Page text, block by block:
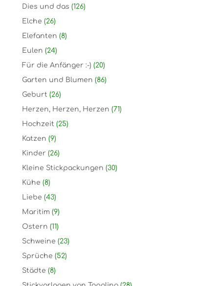
Dies und das (126)
Elche (26)
Elefanten (8)
Eulen (24)
Für die Anfänger :-) (20)
Garten und Blumen (86)
Geburt (26)
Herzen, Herzen, Herzen (71)
Hochzeit (25)
Katzen (9)
Kinder (26)
Kleine Stickpackungen (30)
Kühe (8)
Liebe (43)
Maritim (9)
Ostern (11)
Schweine (23)
Sprüche (52)
Städte (8)